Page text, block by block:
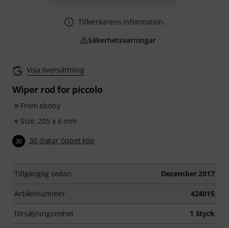
Visa översättning
Wiper rod for piccolo
From ebony
Size: 205 x 6 mm
30 30 dagar öppet köp
Tillgänglig sedan December 2017
Artikelnummer 424015
försäljningsenhet 1 Styck
Tillverkarens information.
Säkerhetsvarningar